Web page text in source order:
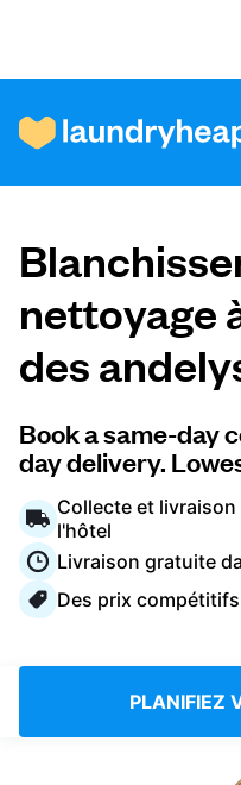
Comment
Prix et
À propos de
Pour les
nettoyage
des
Book a same-day
day delivery.
Collecte et
l'hôtel
Livraison gratuite
Des prix
PLANIFIEZ